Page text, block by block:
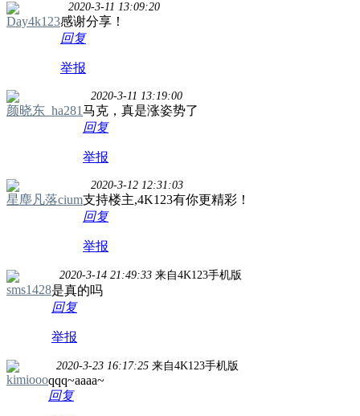
Day4k123
2020-3-11 13:09:20
感谢分享！
回复
举报
颜晓东_ha281
2020-3-11 13:19:00
马克，真是涨姿势了
回复
举报
星塵凡落cium
2020-3-12 12:31:03
支持楼主,4K123有你更精彩！
回复
举报
sms1428
2020-3-14 21:49:33 来自4K123手机版
是真的吗
回复
举报
kimiooo
2020-3-23 16:17:25 来自4K123手机版
qqq~aaaa~
回复